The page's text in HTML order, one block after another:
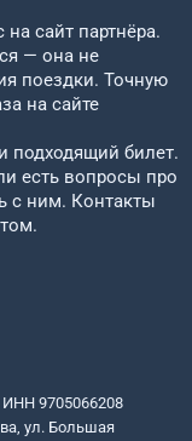
сайт партнёра.
— она не
поездки. Точную
на сайте
подходящий билет.
есть вопросы про
с ним. Контакты
9705066208
ул. Большая